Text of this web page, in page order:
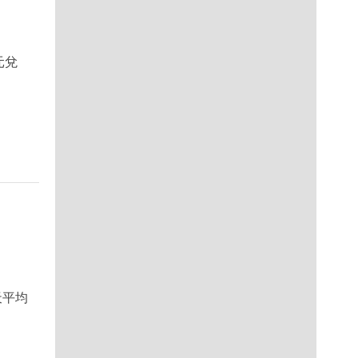
兌
均